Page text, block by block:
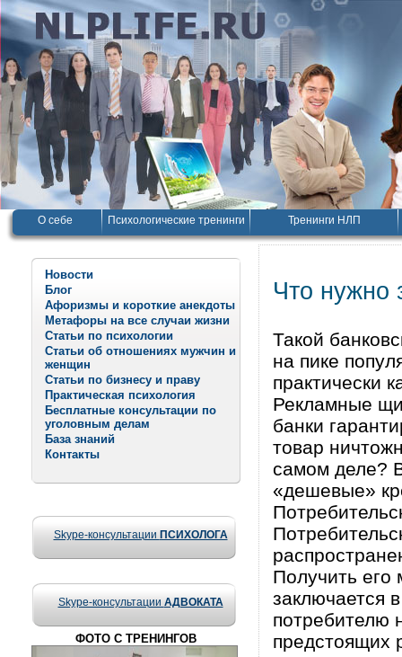
О себе Психологические тренинги Тренинги НЛП
Новости
Блог
Афоризмы и короткие анекдоты
Метафоры на все случаи жизни
Статьи по психологии
Статьи об отношениях мужчин и
женщин
Статьи по бизнесу и праву
Практическая психология
Бесплатные консультации по
уголовным делам
База знаний
Контакты
Skype-консультации ПСИХОЛОГА
Skype-консультации АДВОКАТА
ФОТО С ТРЕНИНГОВ
Что нужно
Такой
на пике
практически
Рекламные
банки
товар
самом деле?
«дешевые»
Получить его
заключается
потребителю
предстоящих